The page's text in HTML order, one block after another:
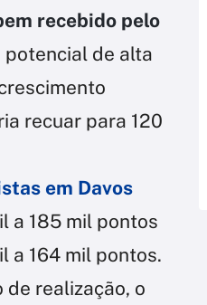
recebido pelo
potencial de alta
recuar para 120
em Davos
a 185 mil pontos
a 164 mil pontos.
realização, o